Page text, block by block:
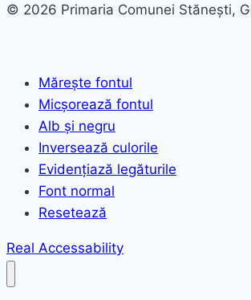
© 2026 Primaria Comunei Stănești,
Mărește fontul
Micșorează fontul
Alb și negru
Inversează culorile
Evidențiază legăturile
Font normal
Resetează
Real Accessability